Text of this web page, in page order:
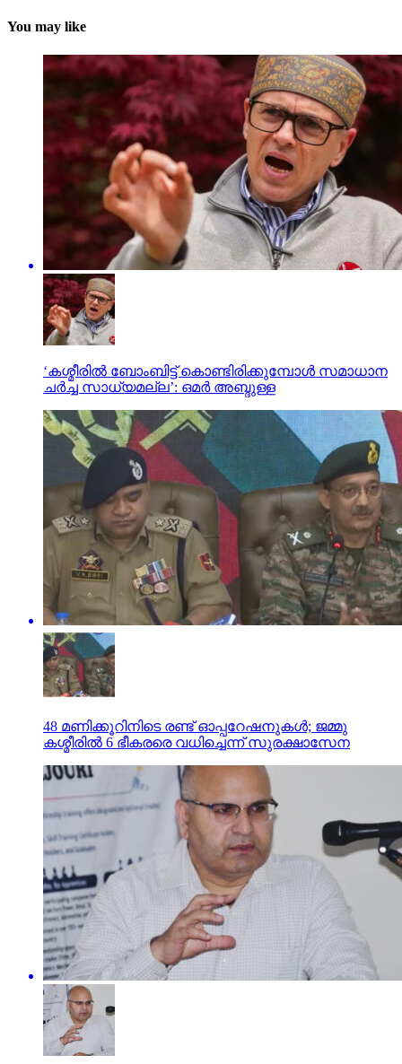
You may like
‘കശ്മീരില്‍ ബോംബിട്ട് കൊണ്ടിരിക്കുമ്പോള്‍ സമാധാന
ചര്‍ച്ച സാധ്യമല്ല’: ഒമര്‍ അബ്ദുള്ള
48 മണിക്കൂറിനിടെ രണ്ട് ഓപ്പറേഷനുകള്‍; ജമ്മു
കശ്മീരില്‍ 6 ഭീകരരെ വധിച്ചെന്ന് സുരക്ഷാസേന